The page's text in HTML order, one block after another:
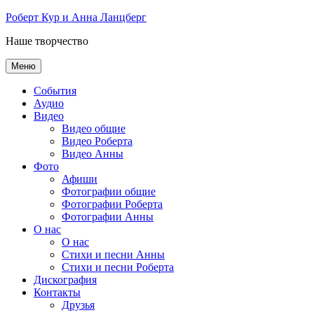
Перейти
содержимому
Роберт Кур и Анна Ланцберг
Наше творчество
Меню
События
Аудио
Видео
Видео общие
Видео Роберта
Видео Анны
Фото
Афиши
Фотографии общие
Фотографии Роберта
Фотографии Анны
О нас
О нас
Стихи и песни Анны
Стихи и песни Роберта
Дискография
Контакты
Друзья